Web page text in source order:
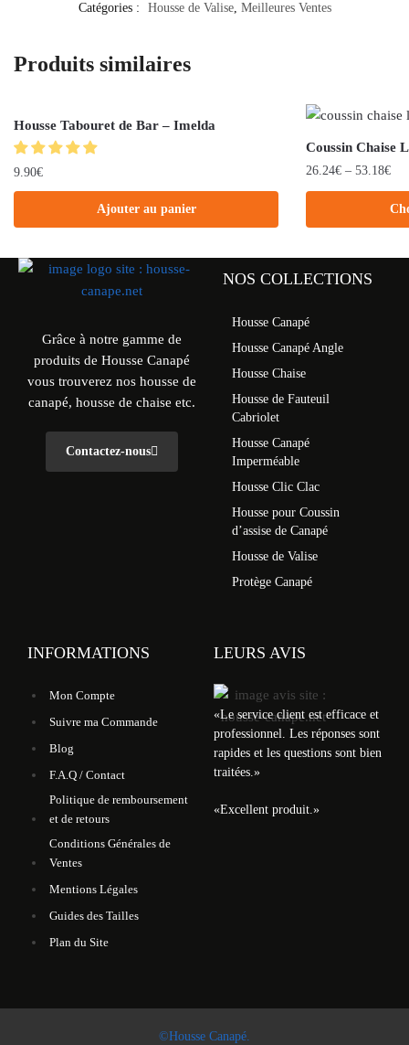
Catégories :
Housse de Valise, Meilleures Ventes
Produits similaires
Housse Tabouret de Bar – Imelda
9.90€
Ajouter au panier
Coussin Chaise
26.24€ – 53.18€
Grâce à notre gamme de
produits de Housse Canapé
vous trouverez nos housse de
canapé, housse de chaise etc.
Contactez-nous
NOS COLLECTIONS
Housse Canapé
Housse Canapé Angle
Housse Chaise
Housse de Fauteuil
Cabriolet
Housse Canapé
Imperméable
Housse Clic Clac
Housse pour Coussin
d’assise de Canapé
Housse de Valise
Protège Canapé
INFORMATIONS
Mon Compte
Suivre ma Commande
Blog
F.A.Q / Contact
Politique de remboursement
et de retours
Conditions Générales de
Ventes
Mentions Légales
Guides des Tailles
Plan du Site
LEURS AVIS
«Le service client est efficace et
professionnel. Les réponses sont
rapides et les questions sont bien
traitées.»
«Excellent produit. »
©Housse Canapé.